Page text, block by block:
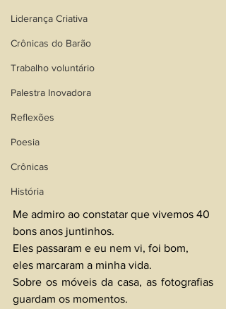
Liderança Criativa
Crônicas do Barão
Trabalho voluntário
Palestra Inovadora
Reflexões
Poesia
Crônicas
História
Me admiro ao constatar que vivemos 40
bons anos juntinhos.
Eles passaram e eu nem vi, foi bom,
eles marcaram a minha vida.
Sobre os móveis da casa, as fotografias
guardam os momentos.